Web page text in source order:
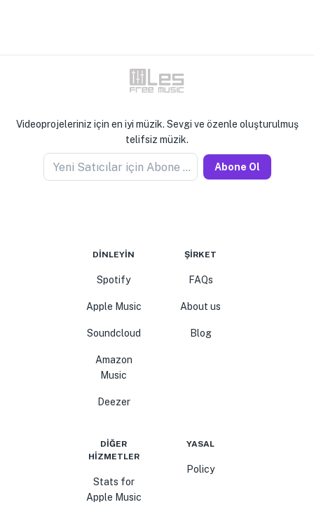
Videoprojeleriniz için en iyi müzik. Sevgi ve özenle oluşturulmuş
telifsiz müzik.
Yeni Satıcılar için Abone Olun Abone Ol
DINLEYIN
Spotify
Apple Music
Soundcloud
Amazon
Music
Deezer
ŞIRKET
FAQs
About us
Blog
DIĞER
HIZMETLER
Stats for
Apple Music
YASAL
Policy